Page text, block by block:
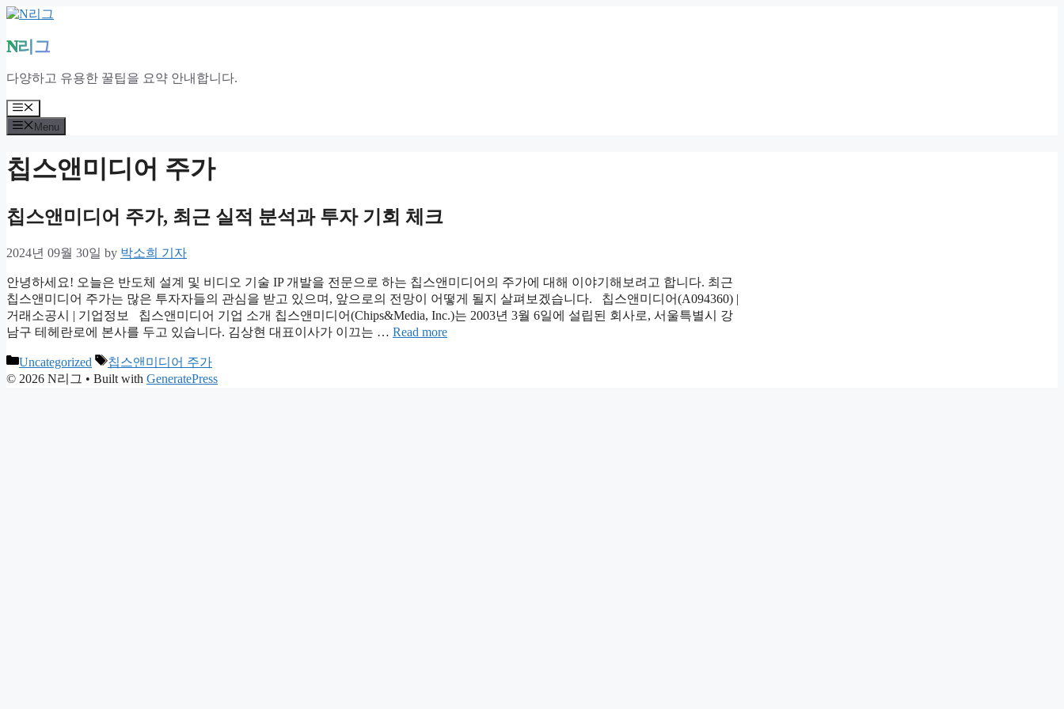
Skip
content
N리그
다양하고 유용한 꿀팁을 요약 안내합니다.
Menu
Menu
칩스앤미디어 주가
칩스앤미디어 주가, 최근 실적 분석과 투자 기회 체크
2024년 09월 30일 by 박소희 기자
안녕하세요! 오늘은 반도체 설계 및 비디오 기술 IP 개발을 전문으로 하는 칩스앤미디어의 주가에 대해 이야기해보려고 합니다. 최근
칩스앤미디어 주가는 많은 투자자들의 관심을 받고 있으며, 앞으로의 전망이 어떻게 될지 살펴보겠습니다. 칩스앤미디어(A094360) |
거래소공시 | 기업정보 칩스앤미디어 기업 소개 칩스앤미디어(Chips&Media, Inc.)는 2003년 3월 6일에 설립된 회사로, 서울특별시 강
남구 테헤란로에 본사를 두고 있습니다. 김상현 대표이사가 이끄는 … Read more
Categories
Uncategorized Tags
칩스앤미디어 주가
© 2026 N리그 • Built with GeneratePress